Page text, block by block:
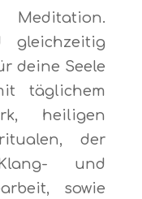
Meditation.
gleichzeitig
deine Seele
täglichem
heiligen
der
und
sowie